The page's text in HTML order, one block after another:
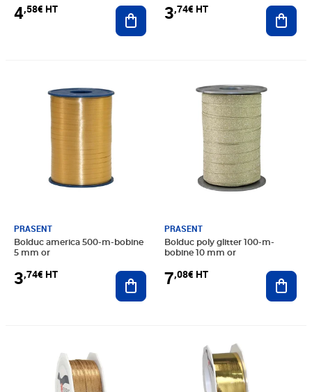
4,58€ HT Ajouter au panier
3,74€ HT
PRASENT
Bolduc america 500-m-bobine
5 mm or
3,74€ HT Ajouter au panier
PRASENT
Bolduc poly glitter 100-m-
bobine 10 mm or
7,08€ HT
Prix 4,58€ HT